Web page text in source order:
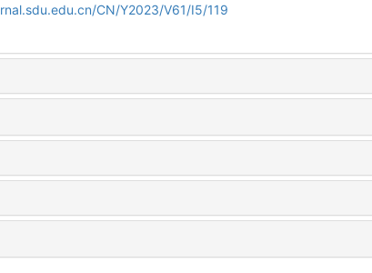
CN/Y2023/V61/I5/119